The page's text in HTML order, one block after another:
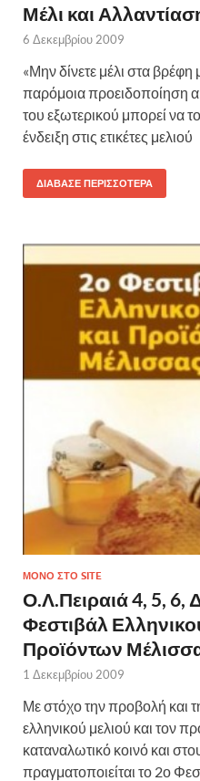
Μέλι και
6 Δεκεμβρίου 2009
«Μην δίνετε μέλι στα βρέφη
παρόμοια προειδοποίηση
του εξωτερικού μπορεί να
ένδειξη στις ετικέτες μελιού
ΔΙΆΒΑΣΕ ΠΕΡΙΣΣΌΤΕΡΑ
ΜΌΝΟ ΣΤΟ SITE
Ο.Λ.Πειραιά 4, 5, 6,
Φεστιβάλ
Προϊόντων
1 Δεκεμβρίου 2009
Με στόχο την προβολή
ελληνικού μελιού και τον
καταναλωτικό κοινό και
πραγματοποιείται το 2ο